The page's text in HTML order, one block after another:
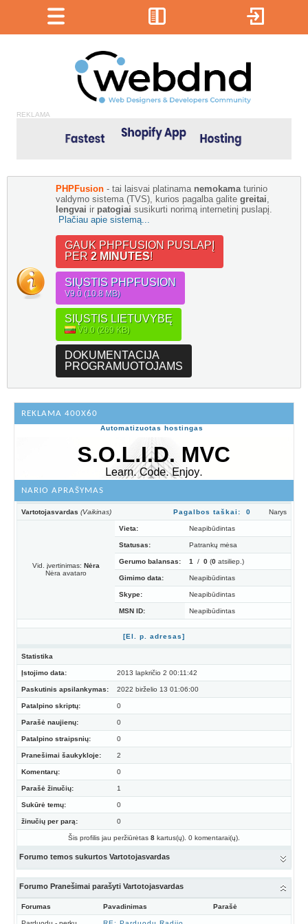
REKLAMA
PHPFusion - tai laisvai platinama nemokama turinio
valdymo sistema (TVS), kurios pagalba galite greitai
lengvai ir patogiai susikurti norimą internetinį puslapį.
Plačiau apie sistemą...
GAUK PHPFUSION PUSLAPĮ
PER 2 MINUTES!
SIŲSTIS PHPFUSION
V9.0 (10.8 MB)
SIŲSTIS LIETUVYBĘ
V9.0 (269 KB)
DOKUMENTACIJA
PROGRAMUOTOJAMS
REKLAMA 400X60
Automatizuotas hostingas
NARIO APRAŠYMAS
Vartotojasvardas (Vaikinas) Pagalbos taškai: 0 Narys
Vid. įvertinimas: Nėra
Nėra avataro
Vieta: Neapibūdintas
Statusas: Patrankų mėsa
Gerumo balansas: 1 / 0 (0 atsiliep.)
Gimimo data: Neapibūdintas
Skype: Neapibūdintas
MSN ID: Neapibūdintas
[El. p. adresas]
Statistika
Įstojimo data: 2013 lapkričio 2 00:11:42
Paskutinis apsilankymas: 2022 birželio 13 01:06:00
Patalpino skriptų: 0
Parašė naujienų: 0
Patalpino straipsnių: 0
Pranešimai šaukykloje: 2
Komentarų: 0
Parašė žinučių: 1
Sukūrė temų: 0
žinučių per parą: 0
Šis profilis jau peržiūrėtas 8 kartus(ų). 0 komentarai(ų).
Forumo temos sukurtos Vartotojasvardas
Forumo Pranešimai parašyti Vartotojasvardas
Forumas Pavadinimas Parašė